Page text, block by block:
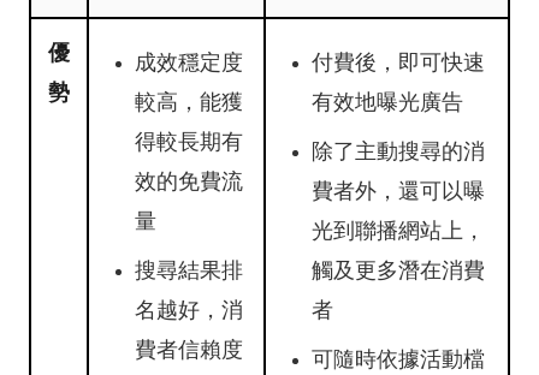
優
勢
成效穩定度
較高，能獲
得較長期有
效的免費流
量
搜尋結果排
名越好，消
費者信賴度
付費後，即可快速
有效地曝光廣告
除了主動搜尋的消
費者外，還可以曝
光到聯播網站上，
觸及更多潛在消費
者
可隨時依據活動檔